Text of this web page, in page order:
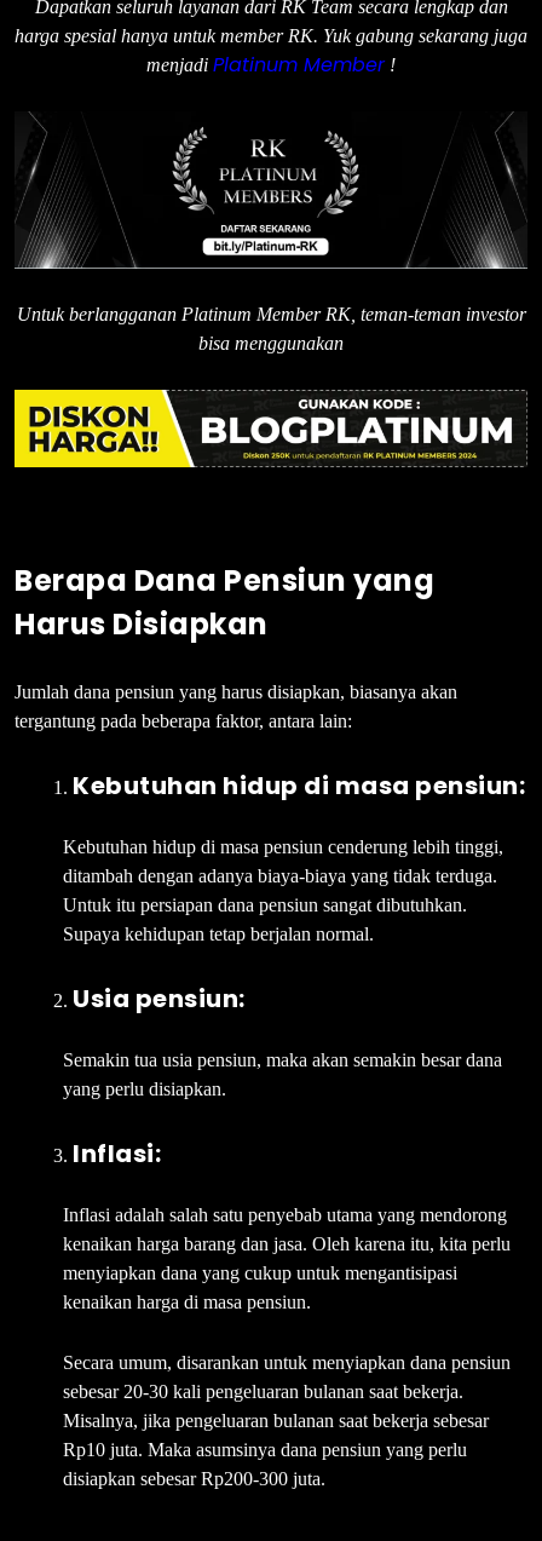
Dapatkan seluruh layanan dari RK Team secara lengkap dan
harga spesial hanya untuk member RK. Yuk gabung sekarang juga
menjadi Platinum Member!
Untuk berlangganan Platinum Member RK, teman-teman investor
bisa menggunakan
Berapa Dana Pensiun yang
Harus Disiapkan
Jumlah dana pensiun yang harus disiapkan, biasanya akan
tergantung pada beberapa faktor, antara lain:
Kebutuhan hidup di masa pensiun:
Kebutuhan hidup di masa pensiun cenderung lebih tinggi,
ditambah dengan adanya biaya-biaya yang tidak terduga.
Untuk itu persiapan dana pensiun sangat dibutuhkan.
Supaya kehidupan tetap berjalan normal.
Usia pensiun:
Semakin tua usia pensiun, maka akan semakin besar dana
yang perlu disiapkan.
Inflasi:
Inflasi adalah salah satu penyebab utama yang mendorong
kenaikan harga barang dan jasa. Oleh karena itu, kita perlu
menyiapkan dana yang cukup untuk mengantisipasi
kenaikan harga di masa pensiun.
Secara umum, disarankan untuk menyiapkan dana pensiun
sebesar 20-30 kali pengeluaran bulanan saat bekerja.
Misalnya, jika pengeluaran bulanan saat bekerja sebesar
Rp10 juta. Maka asumsinya dana pensiun yang perlu
disiapkan sebesar Rp200-300 juta.